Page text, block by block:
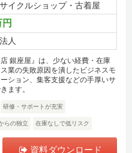
イクルショップ・古着屋
人
銀座屋』は、少ない経費・在庫
業の失敗原因を潰したビジネスモ
ション、集客支援などの手厚いサ
ます。
研修・サポートが充実
らの独立 在庫なしで低リスク
資料ダウンロード